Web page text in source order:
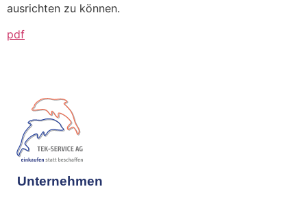
ausrichten zu können.
pdf
Unternehmen